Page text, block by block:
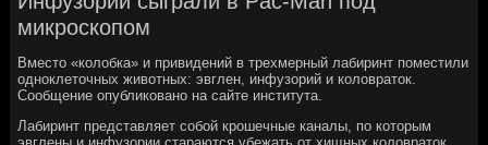
микроскопом
Вместо «колобка» и привидений в трехмерный лабиринт поместили
одноклеточных животных: эвглен, инфузорий и коловраток.
Сообщение опубликовано на сайте института.
Лабиринт представляет собой крошечные каналы, по которым